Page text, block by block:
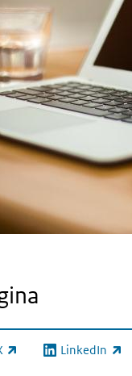
link) LinkedIn
(externe link)